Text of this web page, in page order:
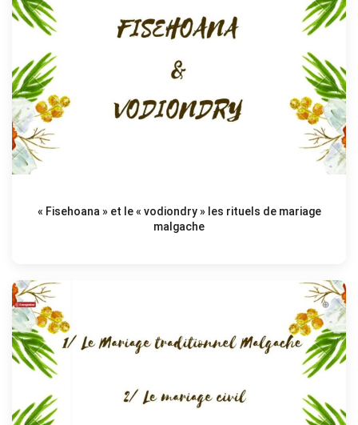
« Fisehoana » et le « vodiondry » les rituels de mariage
malgache